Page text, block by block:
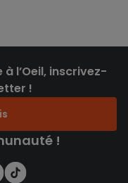
l’Oeil, inscrivez-
!
!